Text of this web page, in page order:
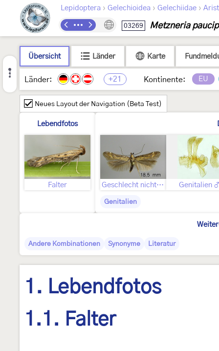
Lepidoptera › Gelechioidea › Gelechiidae ›
03269 Metzneria
Übersicht Länder Karte
Länder: +21 Kontinente: EU
Neues Layout der Navigation (Beta Test)
Lebendfotos
Falter Geschlecht nicht bestimmt Genitalien
Genitalien
Andere Kombinationen Synonyme Literatur
1. Lebendfotos
1.1. Falter